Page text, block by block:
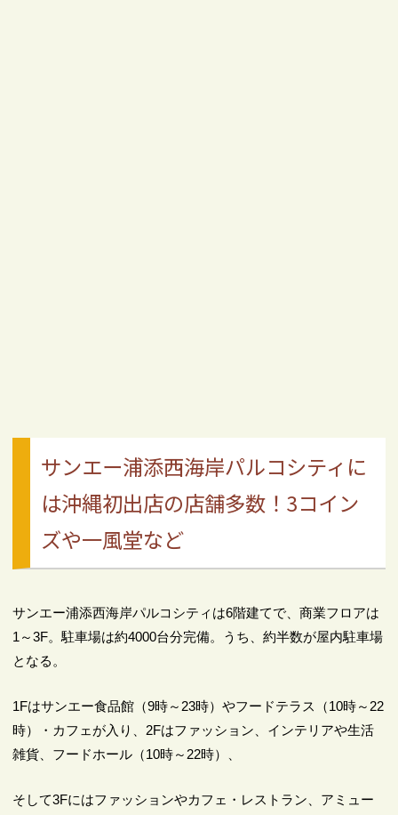
サンエー浦添西海岸パルコシティに
は沖縄初出店の店舗多数！3コイン
ズや一風堂など
サンエー浦添西海岸パルコシティは6階建てで、商業フロアは
1～3F。駐車場は約4000台分完備。うち、約半数が屋内駐車場
となる。
1Fはサンエー食品館（9時～23時）やフードテラス（10時～22
時）・カフェが入り、2Fはファッション、インテリアや生活
雑貨、フードホール（10時～22時）、
そして3Fにはファッションやカフェ・レストラン、アミュー